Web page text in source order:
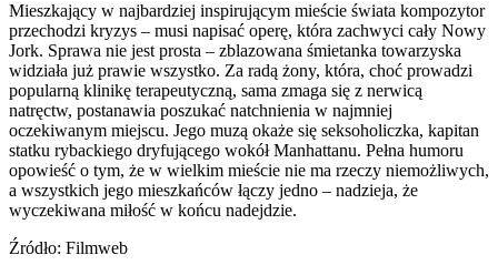
Mieszkający w najbardziej inspirującym mieście świata kompozytor
przechodzi kryzys – musi napisać operę, która zachwyci cały Nowy
Jork. Sprawa nie jest prosta – zblazowana śmietanka towarzyska
widziała już prawie wszystko. Za radą żony, która, choć prowadzi
popularną klinikę terapeutyczną, sama zmaga się z nerwicą
natręctw, postanawia poszukać natchnienia w najmniej
oczekiwanym miejscu. Jego muzą okaże się seksoholiczka, kapitan
statku rybackiego dryfującego wokół Manhattanu. Pełna humoru
opowieść o tym, że w wielkim mieście nie ma rzeczy niemożliwych,
a wszystkich jego mieszkańców łączy jedno – nadzieja, że
wyczekiwana miłość w końcu nadejdzie.
Źródło: Filmweb